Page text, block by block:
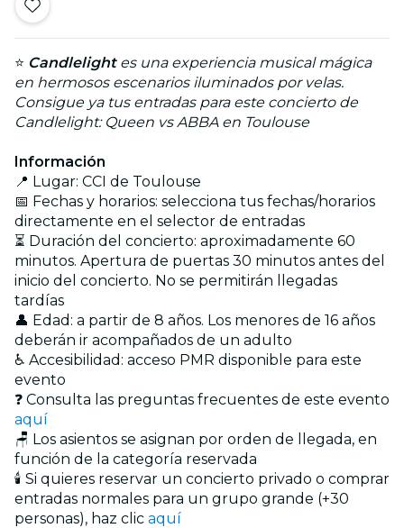
⭐ Candlelightes una experiencia musical mágica
en hermosos escenarios iluminados por velas.
Consigue ya tus entradas para este concierto de
Candlelight: Queen vs ABBA en Toulouse
Información
📍 Lugar: CCI de Toulouse
📅 Fechas y horarios: selecciona tus fechas/horarios
directamente en el selector de entradas
⏳ Duración del concierto: aproximadamente 60
minutos. Apertura de puertas 30 minutos antes del
inicio del concierto. No se permitirán llegadas
tardías
👤 Edad: a partir de 8 años. Los menores de 16 años
deberán ir acompañados de un adulto
♿ Accesibilidad: acceso PMR disponible para este
evento
❓ Consulta las preguntas frecuentes de este evento
aquí
🪑 Los asientos se asignan por orden de llegada, en
función de la categoría reservada
🕯️ Si quieres reservar un concierto privado o comprar
entradas normales para un grupo grande (+30
personas), haz clic aquí